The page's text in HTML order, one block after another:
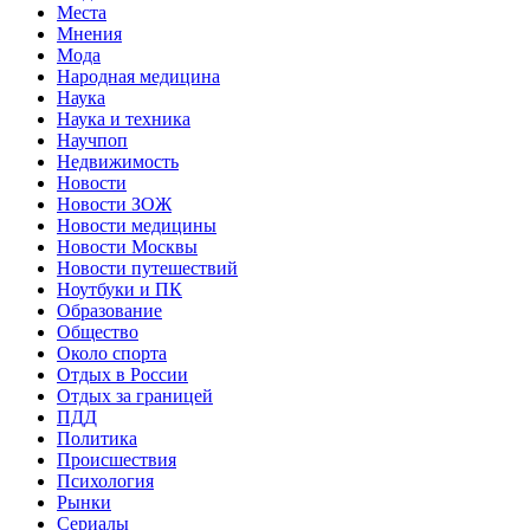
Места
Мнения
Мода
Народная медицина
Наука
Наука и техника
Научпоп
Недвижимость
Новости
Новости ЗОЖ
Новости медицины
Новости Москвы
Новости путешествий
Ноутбуки и ПК
Образование
Общество
Около спорта
Отдых в России
Отдых за границей
ПДД
Политика
Происшествия
Психология
Рынки
Сериалы